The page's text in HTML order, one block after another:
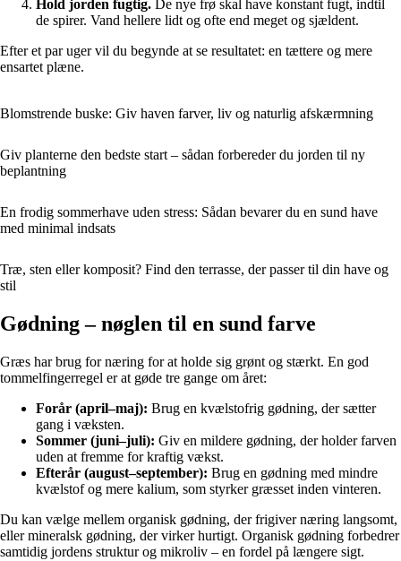
Hold jorden fugtig. De nye frø skal have konstant fugt, indtil
de spirer. Vand hellere lidt og ofte end meget og sjældent.
Efter et par uger vil du begynde at se resultatet: en tættere og mere
ensartet plæne.
Blomstrende buske: Giv haven farver, liv og naturlig afskærmning
Giv planterne den bedste start – sådan forbereder du jorden til ny
beplantning
En frodig sommerhave uden stress: Sådan bevarer du en sund have
med minimal indsats
Træ, sten eller komposit? Find den terrasse, der passer til din have og
stil
Gødning – nøglen til en sund farve
Græs har brug for næring for at holde sig grønt og stærkt. En god
tommelfingerregel er at gøde tre gange om året:
Forår (april–maj): Brug en kvælstofrig gødning, der sætter
gang i væksten.
Sommer (juni–juli): Giv en mildere gødning, der holder farven
uden at fremme for kraftig vækst.
Efterår (august–september): Brug en gødning med mindre
kvælstof og mere kalium, som styrker græsset inden vinteren.
Du kan vælge mellem organisk gødning, der frigiver næring langsomt,
eller mineralsk gødning, der virker hurtigt. Organisk gødning forbedrer
samtidig jordens struktur og mikroliv – en fordel på længere sigt.